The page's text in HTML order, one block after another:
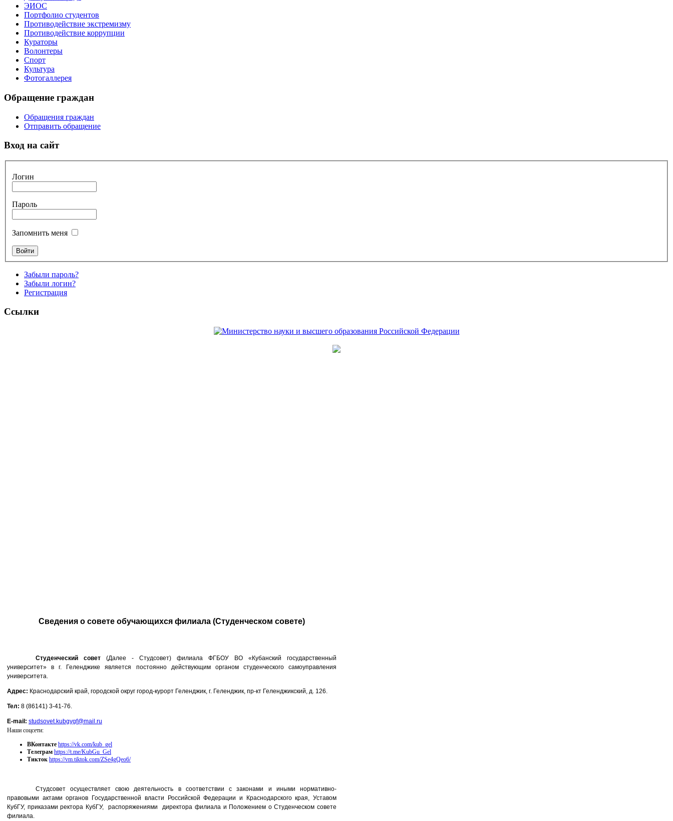
ЭИОС
Портфолио студентов
Противодействие экстремизму
Противодействие коррупции
Кураторы
Волонтеры
Спорт
Культура
Фотогаллерея
Обращение граждан
Обращения граждан
Отправить обращение
Вход на сайт
Логин
Пароль
Запомнить меня
Забыли пароль?
Забыли логин?
Регистрация
Ссылки
Сведения о совете обучающихся филиала (Студенческом совете)
Студенческий совет(Далее - Студсовет)
филиала ФГБОУ ВО «Кубанский государственный
университет» в г. Геленджике является постоянно действующим органом студенческого самоуправления
университета.
Адрес: Краснодарский край, городской округ город-курорт Геленджик, г. Геленджик, пр-кт Геленджикский, д. 126.
Тел: 8 (86141) 3-41-76.
E-mail: studsovet.kubgygf@mail.ru
Наши соцсети:
ВКонтакте https://vk.com/kub_gel
Телеграм https://t.me/KubGu_Gel
Тикток https://vm.tiktok.com/ZSe4gQeo6/
Студсовет осуществляет свою деятельность в соответствии с законами и иными нормативно-
правовыми актами органов Государственной власти Российской Федерации и Краснодарского края, Уставом
КубГУ, приказами ректора КубГУ, распоряжениями директора филиала и Положением о Студенческом совете
филиала.